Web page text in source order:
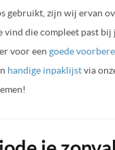
gebruikt, zijn wij ervan
vind die compleet past bij
voor een goede
handige inpaklijstvia